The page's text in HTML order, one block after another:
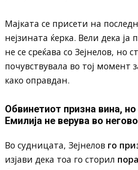
Мајката се присети на
нејзината ќерка. Вели дека ја
не се среќава со Зејнелов, но
почувствувала во тој момент
како оправдан.
Обвинетиот призна вина,
Емилија не верува во
Во судницата, Зејнелов го
изјави дека тоа го сторил